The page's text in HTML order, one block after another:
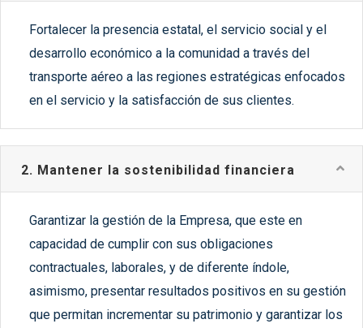
Fortalecer la presencia estatal, el servicio social y el
desarrollo económico a la comunidad a través del
transporte aéreo a las regiones estratégicas enfocados
en el servicio y la satisfacción de sus clientes.
2. Mantener la sostenibilidad financiera
Garantizar la gestión de la Empresa, que este en
capacidad de cumplir con sus obligaciones
contractuales, laborales, y de diferente índole,
asimismo, presentar resultados positivos en su gestión
que permitan incrementar su patrimonio y garantizar los